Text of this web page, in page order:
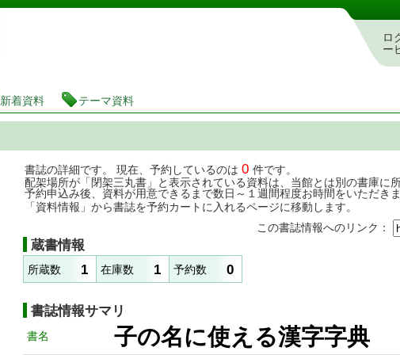
茨城県立図書館 蔵書検索・予約システム
ロ
ー
新着資料 テーマ資料
書誌の詳細です。 現在、予約しているのは 0 件です。
配架場所が「閉架三丸書」と表示されている資料は、当館とは別の書庫に
予約申込み後、資料が用意できるまで数日～１週間程度お時間をいただき
「資料情報」から書誌を予約カートに入れるページに移動します。
この書誌情報へのリンク：
蔵書情報
所蔵数 1 在庫数 1 予約数 0
書誌情報サマリ
書名 子の名に使える漢